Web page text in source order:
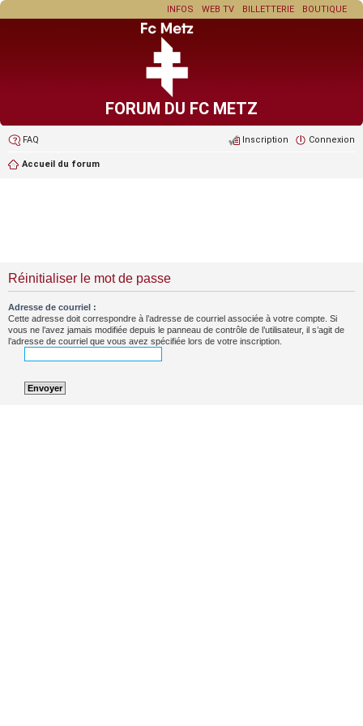
BOUTIQUE
BILLETTERIE
WEB TV
INFOS
FORUM DU FC METZ
FAQ Connexion
Inscription
Accueil du forum
Réinitialiser le mot de passe
Adresse de courriel :
Cette adresse doit correspondre à l’adresse de courriel associée à votre compte. Si
vous ne l’avez jamais modifiée depuis le panneau de contrôle de l’utilisateur, il s’agit de
l’adresse de courriel que vous avez spécifiée lors de votre inscription.